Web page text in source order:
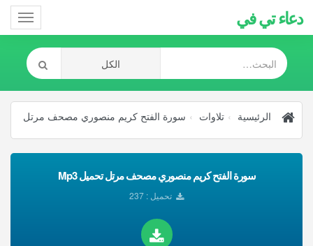
دعاء تي في
الرئيسية تلاوات سورة الفتح كريم منصوري مصحف مرتل
سورة الفتح كريم منصوري مصحف مرتل تحميل Mp3
تحميل : 237